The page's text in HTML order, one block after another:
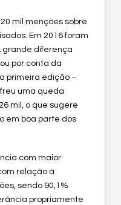
mil menções sobre
Em 2016 foram
grande diferença
por conta da
primeira edição –
uma queda
mil, o que sugere
em boa parte dos
com maior
relação à
sendo 90,1%
propriamente